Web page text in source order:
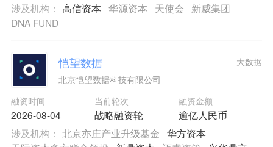
涉及机构： 高信资本 华源资本 天使会
新威集团
DNA FUND
恺望数据
北京恺望数据科技有限公司
融资时间
2026-08-04
当前轮次
战略融资轮
融资金额
逾亿人民币
大数据
涉及机构： 北京亦庄产业升级基金 华方资本